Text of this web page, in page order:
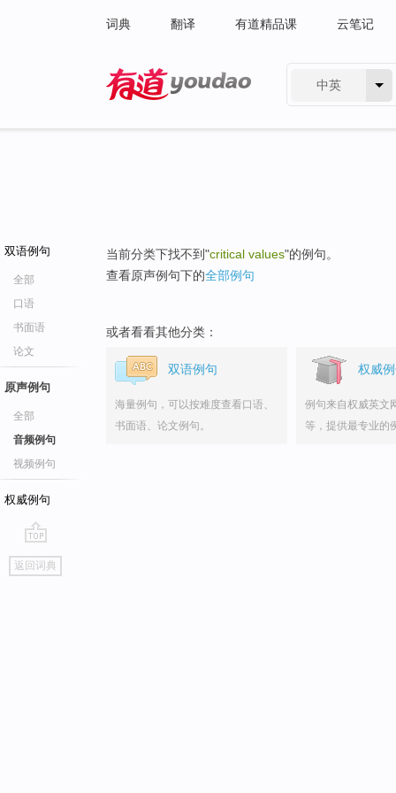
词典 翻译 有道精品课 云笔记
中英
双语例句
全部
口语
书面语
论文
原声例句
全部
音频例句
视频例句
权威例句
go
top
返回词典
当前分类下找不到"critical values"的例句。
查看原声例句下的全部例句
或者看看其他分类：
双语例句
海量例句，可以按难度查看口语、
书面语、论文例句。
权威
例句来自权威英文
等，提供最专业的